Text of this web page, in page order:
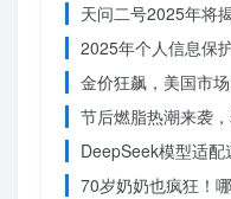
天问二号2025年将
2025年个人信息保
金价狂飙，美国市
节后燃脂热潮来袭
DeepSeek模型适
70岁奶奶也疯狂！